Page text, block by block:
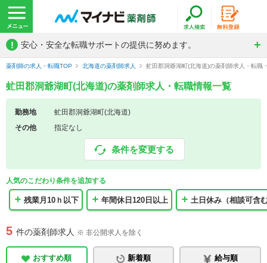
! 安心・安全な転職サポートの提供に努めます。
薬剤師の求人・転職TOP 北海道の薬剤師求人 虻田郡洞爺湖町(北海道)の薬剤師求人・転職
虻田郡洞爺湖町(北海道)の薬剤師求人・転職情報一覧
勤務地
虻田郡洞爺湖町(北海道)
その他
指定なし
条件を変更する
人気のこだわり条件を追加する
残業月10ｈ以下 年間休日120日以上 土日休み（相談可含
5 件の薬剤師求人 ※ 非公開求人を除く
おすすめ順 新着順 給与順